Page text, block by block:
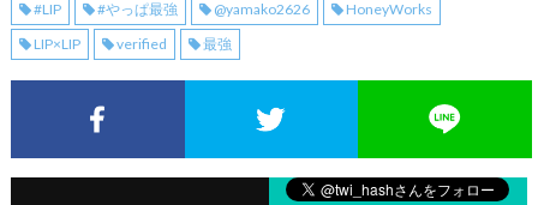
#LIP #やっぱ最強 @yamako2626
HoneyWorks
LIP×LIP
verified 最強
Facebookでシェア Twitterでシェア